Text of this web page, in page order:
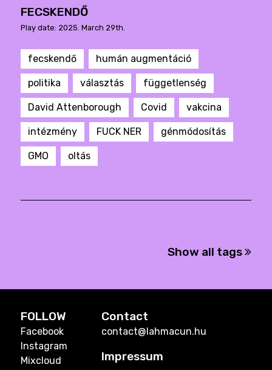
FECSKENDŐ
Play date: 2025. March 29th.
fecskendő humán augmentáció
politika választás függetlenség
David Attenborough Covid vakcina
intézmény FUCK NER génmódosítás
GMO oltás
Show all tags
FOLLOW
Facebook
Instagram
Mixcloud
Contact
contact@lahmacun.hu
Impressum